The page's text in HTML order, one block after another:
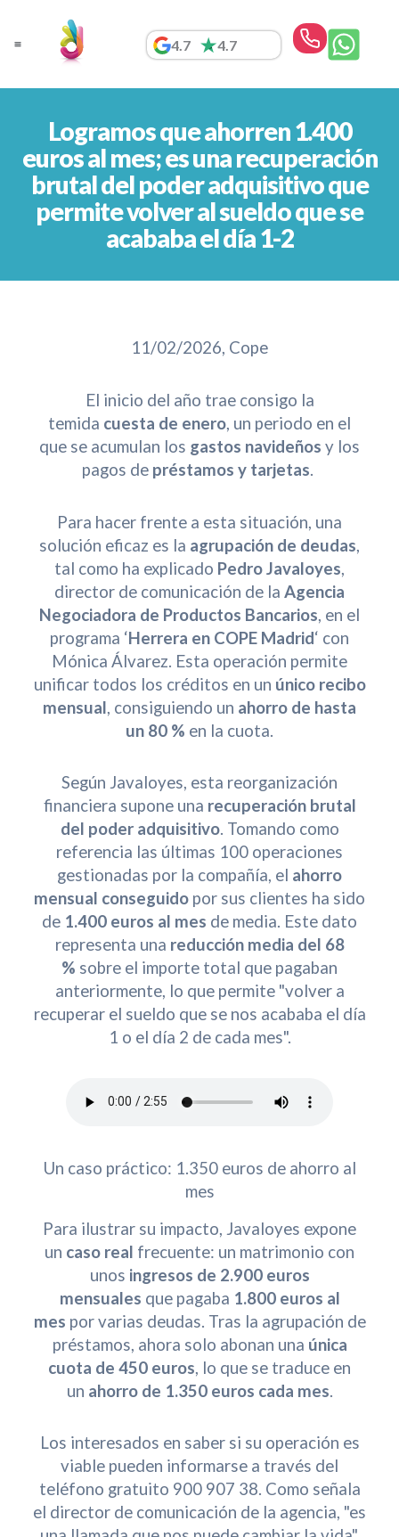
contenido
4.7 4.7
Logramos que ahorren 1.400
euros al mes; es una recuperación
brutal del poder adquisitivo que
permite volver al sueldo que se
acababa el día 1-2
11/02/2026, Cope
El inicio del año trae consigo la
temida cuesta de enero, un periodo en el
que se acumulan los gastos navideños y los
pagos de préstamos y tarjetas.
Para hacer frente a esta situación, una
solución eficaz es la agrupación de deudas,
tal como ha explicado Pedro Javaloyes,
director de comunicación de la Agencia
Negociadora de Productos Bancarios, en el
programa ‘Herrera en COPE Madrid‘ con
Mónica Álvarez. Esta operación permite
unificar todos los créditos en un único recibo
mensual, consiguiendo un ahorro de hasta
un 80 % en la cuota.
Según Javaloyes, esta reorganización
financiera supone una recuperación brutal
del poder adquisitivo. Tomando como
referencia las últimas 100 operaciones
gestionadas por la compañía, el ahorro
mensual conseguido por sus clientes ha sido
de 1.400 euros al mes de media. Este dato
representa una reducción media del 68
% sobre el importe total que pagaban
anteriormente, lo que permite "volver a
recuperar el sueldo que se nos acababa el día
1 o el día 2 de cada mes".
Un caso práctico: 1.350 euros de ahorro al
mes
Para ilustrar su impacto, Javaloyes expone
un caso real frecuente: un matrimonio con
unos ingresos de 2.900 euros
mensuales que pagaba 1.800 euros al
mes por varias deudas. Tras la agrupación de
préstamos, ahora solo abonan una única
cuota de 450 euros, lo que se traduce en
un ahorro de 1.350 euros cada mes.
Los interesados en saber si su operación es
viable pueden informarse a través del
teléfono gratuito 900 907 38. Como señala
el director de comunicación de la agencia, "es